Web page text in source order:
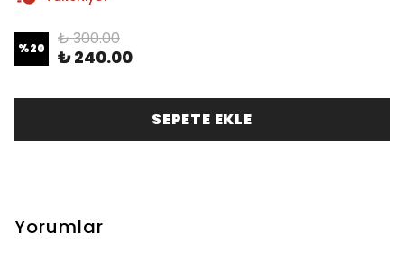
%20 ₺ 300.00
₺ 240.00
SEPETE EKLE
Yorumlar